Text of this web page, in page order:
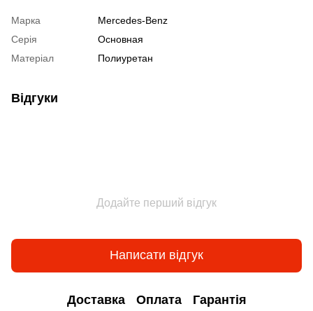
Марка
Mercedes-Benz
Серія
Основная
Матеріал
Полиуретан
Відгуки
Додайте перший відгук
Написати відгук
Доставка Оплата Гарантія